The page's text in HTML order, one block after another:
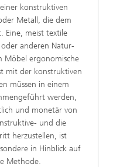
konstruktiven
Metall, die dem
Eine, meist textile
anderen Natur-
Möbel ergonomische
mit der konstruktiven
müssen in einem
werden,
und monetär von
und die
herzustellen, ist
in Hinblick auf
Methode.